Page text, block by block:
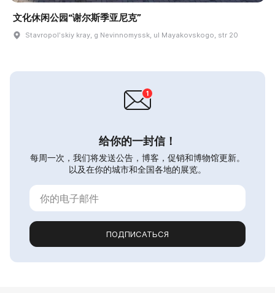
文化休闲公园“谢尔斯季亚尼克”
Stavropolʹskiy kray, g Nevinnomyssk, ul Mayakovskogo, str 20
给你的一封信！
每周一次，我们将发送公告，博客，促销和博物馆更新。
以及在你的城市和全国各地的展览。
ПОДПИСАТЬСЯ